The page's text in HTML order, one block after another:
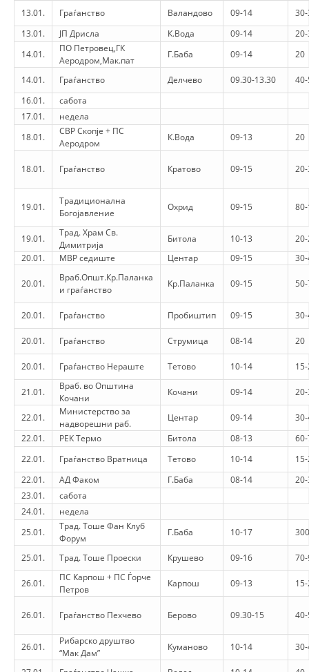
ASSEMBLY
STRUCTURAL SET UP
DISSEMINATION
USE AND PROTECTION OF THE EMBLEM
THE SOCIAL WELFARE ACTIVITY
INTERNATIONAL COOPERATION
TRACING SERVICE
HEALTH PREVENTION
FIRST AID
BLOOD DONATION
VOLUNTEER MANAGEMENT
ABOUT US
ACTION
MANUALS
BROCHURES
13.01. Граѓанство Валандово 09-14
13.01.
ЈП Дрисла К.Вода 09-14
14.01.
ПО Петровец,ГК
Аеродром,Мак.пат
Г.Баба 09-14 20
14.01. Граѓанство Делчево 09.30-13.30
16.01.
сабота
17.01.
недела
18.01.
СВР Скопје + ПС
Аеродром
К.Вода 09-13 20
18.01. Граѓанство Кратово 09-15
19.01.
Традиционална
Богојавление
Охрид 09-15
19.01.
Трад. Храм Св.
Димитрија
Битола 10-13
20.01.
МВР седиште Центар 09-15
20.01.
Враб.Општ.Кр.Паланка
и граѓанство
Кр.Паланка 09-15
20.01. Граѓанство Пробиштип 09-15
20.01. Граѓанство Струмица 08-14 20
20.01. Граѓанство Нераште Тетово 10-14
21.01.
Враб. во Општина
Кочани
Кочани 09-14
22.01.
Министерство за
надворешни раб.
Центар 09-14
22.01.
РЕК Термо Битола 08-13
22.01.
Граѓанство Вратница Тетово 10-14
22.01.
АД Факом Г.Баба 08-14
23.01.
сабота
24.01.
недела
25.01.
Трад. Тоше Фан Клуб
Форум
Г.Баба 10-17 300
25.01. Трад. Тоше Проески Крушево 09-16
26.01.
ПС Карпош + ПС Ѓорче
Петров
Карпош 09-13
26.01. Граѓанство Пехчево Берово 09.30-15
26.01.
Рибарско друштво
“Мак Дам”
Куманово 10-14